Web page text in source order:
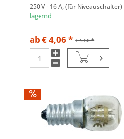
250 V - 16 A, (für Niveauschalter)
lagernd
€ 5,80 *
ab € 4,06 *